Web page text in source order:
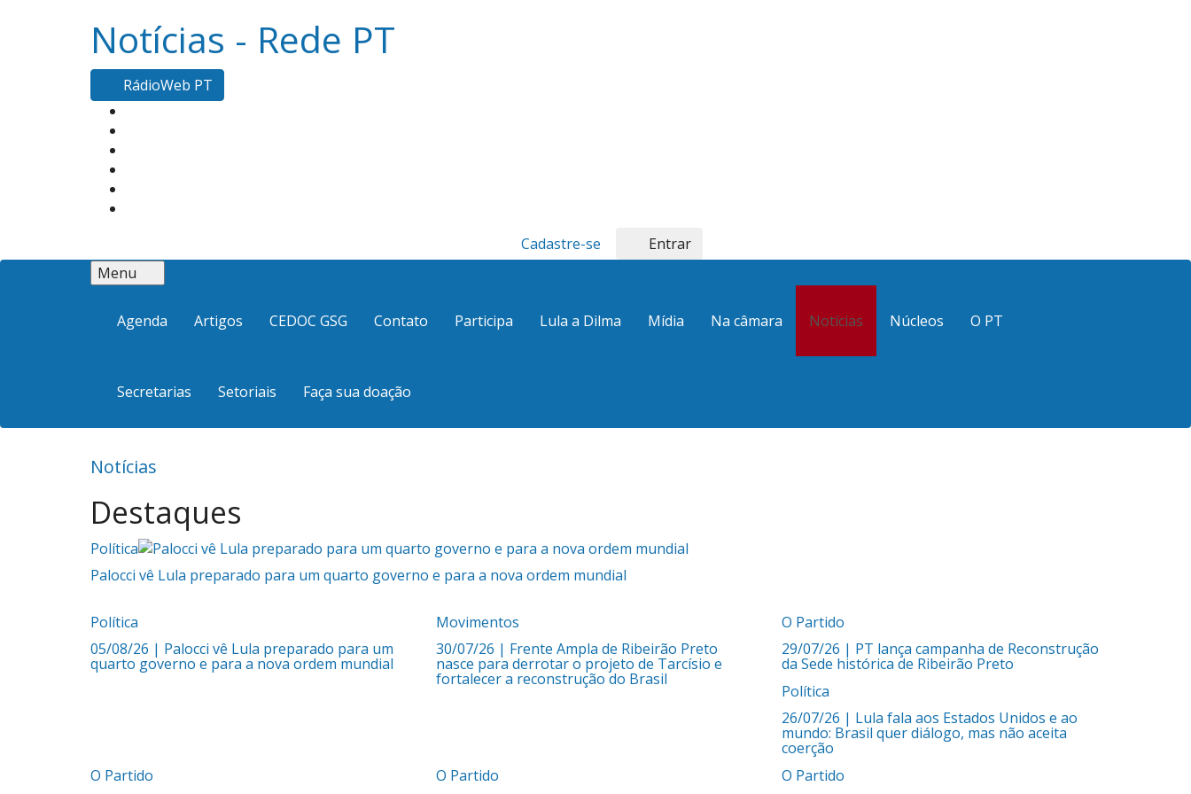
Notícias - Rede PT
RádioWeb PT
Cadastre-se
Entrar
Menu
Agenda Artigos CEDOC GSG Contato Participa Lula a Dilma Mídia Na câmara Notícias Núcleos O PT
Secretarias Setoriais Faça sua doação
Notícias
Destaques
Política
Palocci vê Lula preparado para um quarto governo e para a nova ordem mundial
Política
05/08/26 | Palocci vê Lula preparado para um
quarto governo e para a nova ordem mundial
Movimentos
30/07/26 | Frente Ampla de Ribeirão Preto
nasce para derrotar o projeto de Tarcísio e
fortalecer a reconstrução do Brasil
O Partido
29/07/26 | PT lança campanha de Reconstrução
da Sede histórica de Ribeirão Preto
Política
26/07/26 | Lula fala aos Estados Unidos e ao
mundo: Brasil quer diálogo, mas não aceita
coerção
O Partido
O Partido
O Partido